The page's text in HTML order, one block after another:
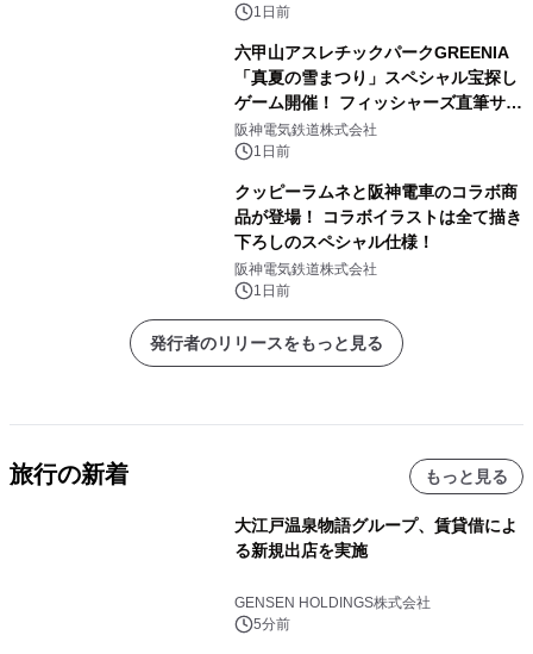
1日前
六甲山アスレチックパークGREENIA
「真夏の雪まつり」スペシャル宝探し
ゲーム開催！ フィッシャーズ直筆サイ
ン色紙など豪華景品が登場！
阪神電気鉄道株式会社
1日前
クッピーラムネと阪神電車のコラボ商
品が登場！ コラボイラストは全て描き
下ろしのスペシャル仕様！
阪神電気鉄道株式会社
1日前
発行者のリリースをもっと見る
旅行の新着 もっと見る
大江戸温泉物語グループ、賃貸借によ
る新規出店を実施
GENSEN HOLDINGS株式会社
5分前